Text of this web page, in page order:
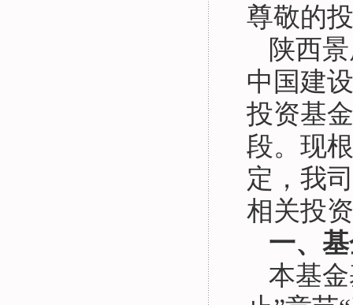
尊敬的
陕西
中国建
投资基金
段。现
定，我
相关投
一、
本基